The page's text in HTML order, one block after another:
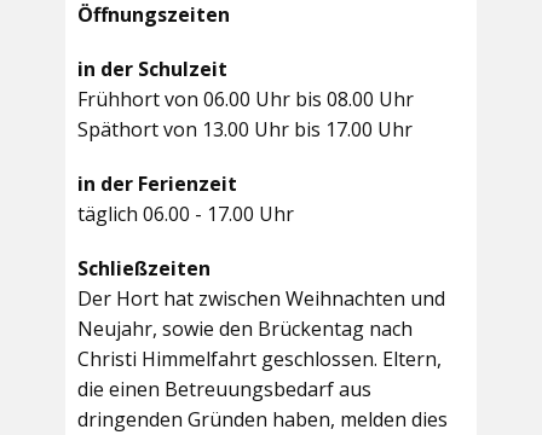
Öffnungszeiten
in der Schulzeit
Frühhort von 06.00 Uhr bis 08.00 Uhr
Späthort von 13.00 Uhr bis 17.00 Uhr
in der Ferienzeit
täglich 06.00 - 17.00 Uhr
Schließzeiten
Der Hort hat zwischen Weihnachten und
Neujahr, sowie den Brückentag nach
Christi Himmelfahrt geschlossen. Eltern,
die einen Betreuungsbedarf aus
dringenden Gründen haben, melden dies